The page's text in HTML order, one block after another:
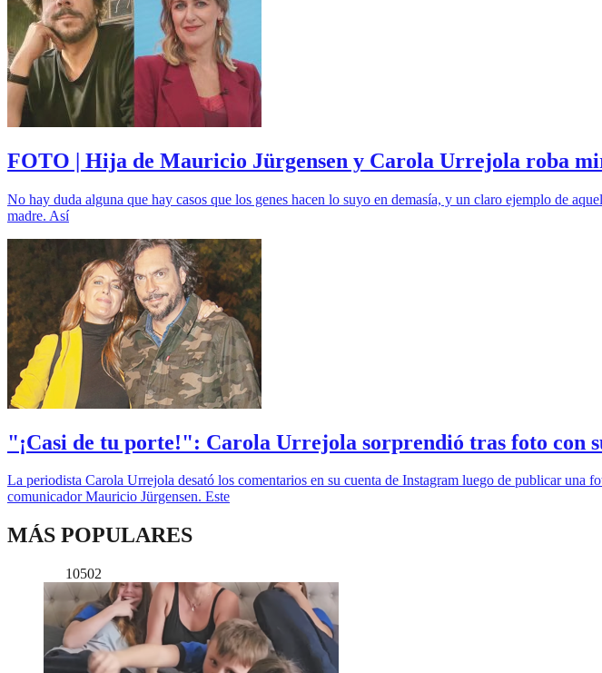
FOTO | Hija de Mauricio Jürgensen y Carola Urrejola roba
No hay duda alguna que hay casos que los genes hacen lo suyo en demasía, y un claro ejemplo de
madre. Así
"¡Casi de tu porte!": Carola Urrejola sorprendió tras foto con
La periodista Carola Urrejola desató los comentarios en su cuenta de Instagram luego de publicar
comunicador Mauricio Jürgensen. Este
MÁS POPULARES
10502